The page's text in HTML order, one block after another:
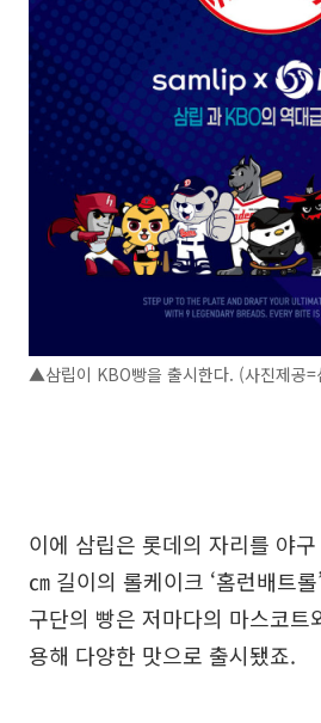
▲삼립이 KBO빵을 출시한다. (사진제공=
이에 삼립은 롯데의 자리를 야
㎝ 길이의 롤케이크 ‘홈런배트
구단의 빵은 저마다의 마스코트
용해 다양한 맛으로 출시됐죠.